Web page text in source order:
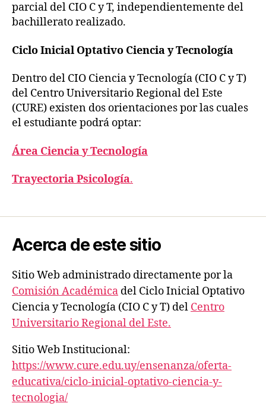
parcial del CIO C y T, independientemente del
bachillerato realizado.
Ciclo Inicial Optativo Ciencia y Tecnología
Dentro del CIO Ciencia y Tecnología (CIO C y T)
del Centro Universitario Regional del Este
(CURE) existen dos orientaciones por las cuales
el estudiante podrá optar:
Área Ciencia y Tecnología
Trayectoria Psicología.
Acerca de este sitio
Sitio Web administrado directamente por la
Comisión Académica del Ciclo Inicial Optativo
Ciencia y Tecnología (CIO C y T) del Centro
Universitario Regional del Este.
Sitio Web Institucional:
https://www.cure.edu.uy/ensenanza/oferta-
educativa/ciclo-inicial-optativo-ciencia-y-
tecnologia/